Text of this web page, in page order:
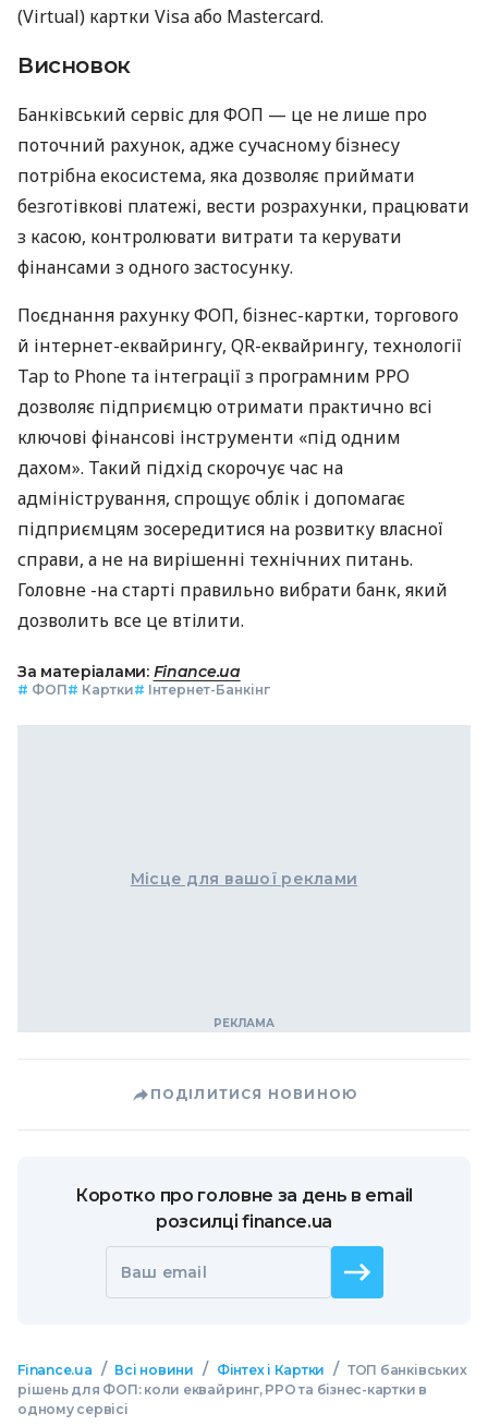
(Virtual) картки Visa або Mastercard.
Висновок
Банківський сервіс для ФОП — це не лише про
поточний рахунок, адже сучасному бізнесу
потрібна екосистема, яка дозволяє приймати
безготівкові платежі, вести розрахунки, працювати
з касою, контролювати витрати та керувати
фінансами з одного застосунку.
Поєднання рахунку ФОП, бізнес-картки, торгового
й інтернет-еквайрингу, QR-еквайрингу, технології
Tap to Phone та інтеграції з програмним РРО
дозволяє підприємцю отримати практично всі
ключові фінансові інструменти «під одним
дахом». Такий підхід скорочує час на
адміністрування, спрощує облік і допомагає
підприємцям зосередитися на розвитку власної
справи, а не на вирішенні технічних питань.
Головне -на старті правильно вибрати банк, який
дозволить все це втілити.
За матеріалами: Finance.ua
# ФОП# Картки# Інтернет-Банкінг
Місце для вашої реклами
ПОДІЛИТИСЯ НОВИНОЮ
Коротко про головне за день в email
розсилці finance.ua
Ваш email
Finance.ua / Всі новини / Фінтех і Картки / ТОП банківських
рішень для ФОП: коли еквайринг, РРО та бізнес-картки в
одному сервісі